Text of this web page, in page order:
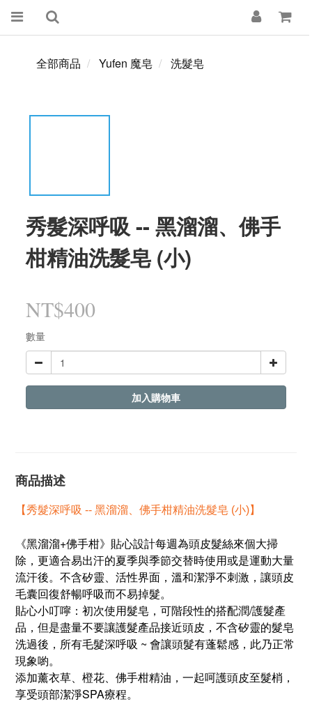
全部商品 Yufen 魔皂 洗髮皂
秀髮深呼吸 -- 黑溜溜、佛手
柑精油洗髮皂 (小)
NT$400
數量
加入購物車
商品描述
【秀髮深呼吸 -- 黑溜溜、佛手柑精油洗髮皂 (小)】
《黑溜溜+佛手柑》貼心設計每週為頭皮髮絲來個大掃
除，更適合易出汗的夏季與季節交替時使用或是運動大量
流汗後。不含矽靈、活性界面，溫和潔淨不刺激，讓頭皮
毛囊回復舒暢呼吸而不易掉髮。
貼心小叮嚀：初次使用髮皂，可階段性的搭配潤/護髮產
品，但是盡量不要讓護髮產品接近頭皮，不含矽靈的髮皂
洗過後，所有毛髮深呼吸 ~ 會讓頭髮有蓬鬆感，此乃正常
現象喲。
添加薰衣草、橙花、佛手柑精油，一起呵護頭皮至髮梢，
享受頭部潔淨SPA療程。